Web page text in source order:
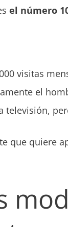
el número
visitas
el
televisión,
que quiere